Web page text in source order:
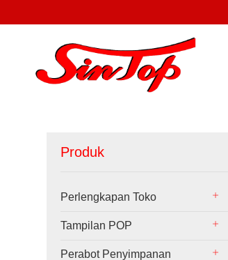
Produk
Perlengkapan Toko
Tampilan POP
Perabot Penyimpanan